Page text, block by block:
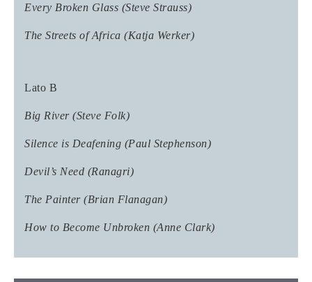
Every Broken Glass (Steve Strauss)
The Streets of Africa (Katja Werker)
Lato B
Big River (Steve Folk)
Silence is Deafening (Paul Stephenson)
Devil’s Need (Ranagri)
The Painter (Brian Flanagan)
How to Become Unbroken (Anne Clark)